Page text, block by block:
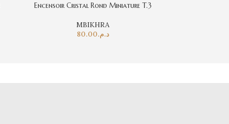
Encensoir Cristal Rond Miniature T.3
MBIKHRA
د.م.80.00